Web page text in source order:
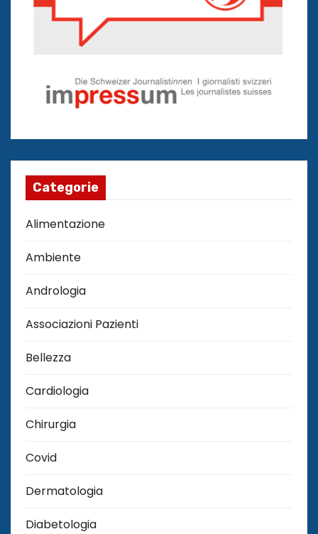
Categorie
Alimentazione
Ambiente
Andrologia
Associazioni Pazienti
Bellezza
Cardiologia
Chirurgia
Covid
Dermatologia
Diabetologia